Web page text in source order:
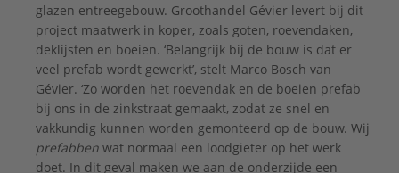
glazen entreegebouw. Groothandel Gévier levert bij dit
project maatwerk in koper, zoals goten, roevendaken,
deklijsten en boeien. ‘Belangrijk bij de bouw is dat er
veel prefab wordt gewerkt’, stelt Marco Bosch van
Gévier. ‘Zo worden het roevendak en de boeien prefab
bij ons in de zinkstraat gemaakt, zodat ze snel en
vakkundig kunnen worden gemonteerd op de bouw. Wij
prefabbenwat normaal een loodgieter op het werk
doet. In dit geval maken we aan de onderzijde een